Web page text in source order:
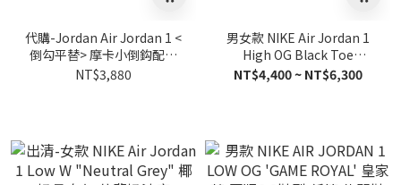
代購-Jordan Air Jordan 1 <
倒勾平替> 摩卡小倒鈎配色
低幫 復古籃球鞋 男女同款 棕
NT$3,880
男女款 NIKE Air Jordan 1
High OG Black Toe
Reimagined GS 黑腳趾
NT$4,400 ~ NT$6,300